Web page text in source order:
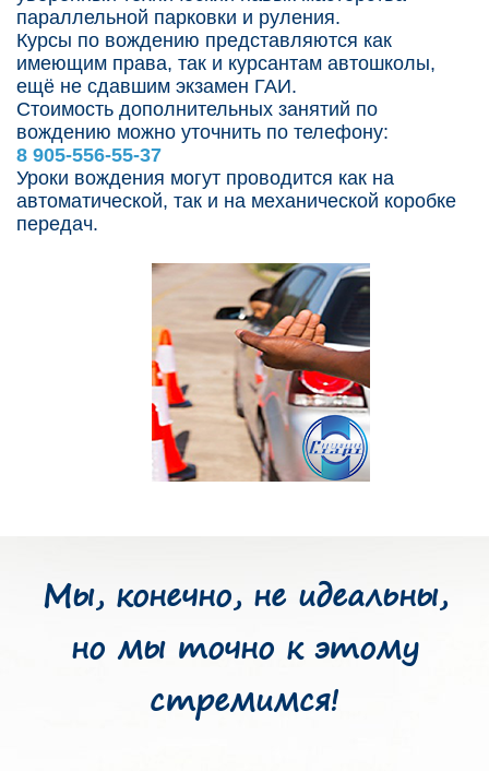
параллельной парковки и руления.
Курсы по вождению представляются как
имеющим права, так и курсантам автошколы,
ещё не сдавшим экзамен ГАИ.
Стоимость дополнительных занятий по
вождению можно уточнить по телефону:
8 905-556-55-37
Уроки вождения могут проводится как на
автоматической, так и на механической коробке
передач.
Мы, конечно, не идеальны,
но мы точно к этому
стремимся!